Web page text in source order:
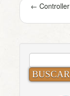
←
BUSCAR: